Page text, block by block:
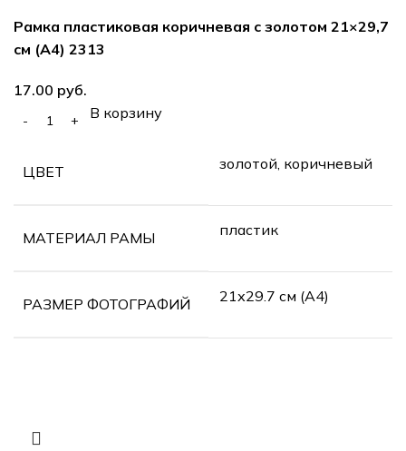
Рамка пластиковая коричневая с золотом 21×29,7
см (А4) 2313
руб.
В корзину
ЦВЕТ золотой, коричневый
МАТЕРИАЛ РАМЫ пластик
РАЗМЕР ФОТОГРАФИЙ 21х29.7 см (А4)